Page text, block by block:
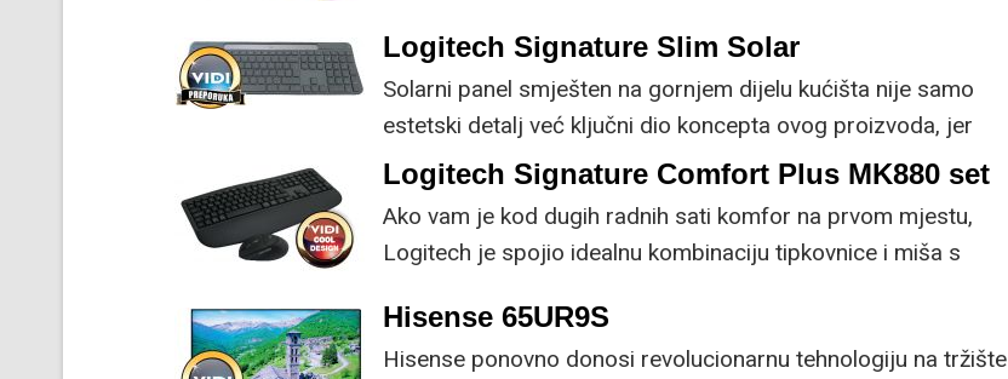
Logitech Signature Slim Solar
Solarni panel smješten na gornjem dijelu kućišta nije samo
estetski detalj već ključni dio koncepta ovog proizvoda, jer
koristi energiju prirodnog ili umjetnog svjetla za rad.
Logitech Signature Comfort Plus MK880 set
Ako vam je kod dugih radnih sati komfor na prvom mjestu,
Logitech je spojio idealnu kombinaciju tipkovnice i miša s
Hisense 65UR9S
Hisense ponovno donosi revolucionarnu tehnologiju na tržište